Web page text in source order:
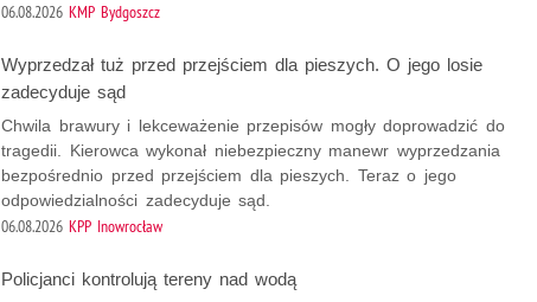
06.08.2026 KMP Bydgoszcz
Wyprzedzał tuż przed przejściem dla pieszych. O jego losie
zadecyduje sąd
Chwila brawury i lekceważenie przepisów mogły doprowadzić do
tragedii. Kierowca wykonał niebezpieczny manewr wyprzedzania
bezpośrednio przed przejściem dla pieszych. Teraz o jego
odpowiedzialności zadecyduje sąd.
06.08.2026 KPP Inowrocław
Policjanci kontrolują tereny nad wodą